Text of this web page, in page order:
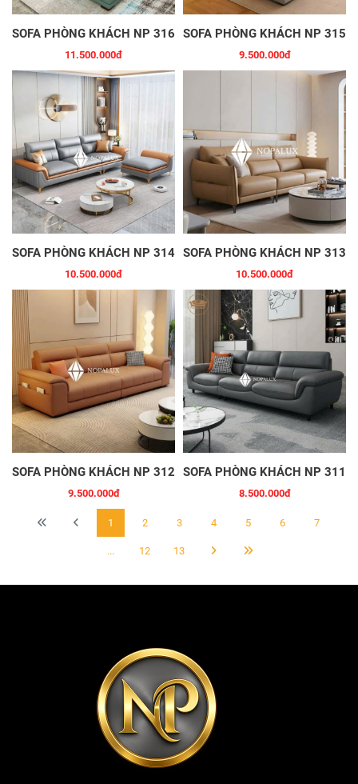
SOFA PHÒNG KHÁCH NP 316
11.500.000đ
SOFA PHÒNG KHÁCH NP 315
9.500.000đ
SOFA PHÒNG KHÁCH NP 314
10.500.000đ
SOFA PHÒNG KHÁCH NP 313
10.500.000đ
SOFA PHÒNG KHÁCH NP 312
9.500.000đ
SOFA PHÒNG KHÁCH NP 311
8.500.000đ
1 2 3 4 5 6 7
... 12 13